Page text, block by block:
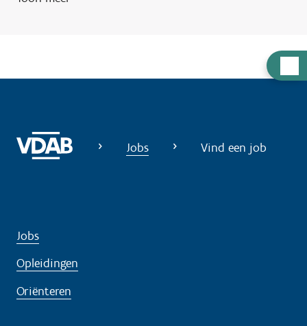
u
Jobs Vind een job
Jobs
Opleidingen
Oriënteren